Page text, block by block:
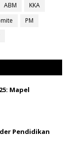
ABM
KKA
PM
Mapel
Pendidikan